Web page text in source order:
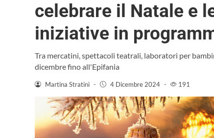
celebrare il Natale e
iniziative in
Tra mercatini, spettacoli teatrali, laboratori per
dicembre fino all'Epifania
Martina Stratini - 4 Dicembre 2024 - 191